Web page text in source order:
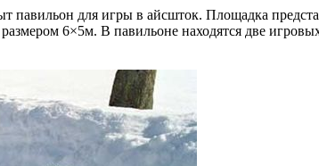
для игры в айсшток. Площадка
6×5м. В павильоне находятся две